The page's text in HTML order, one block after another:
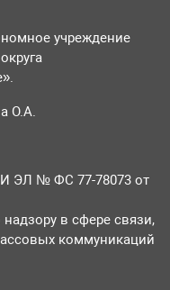
учреждение
О.А.
ЭЛ № ФС 77-78073 от
в сфере связи,
коммуникаций